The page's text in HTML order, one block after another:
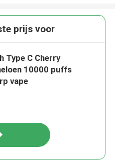
prijs voor
Type C Cherry
10000 puffs
vape